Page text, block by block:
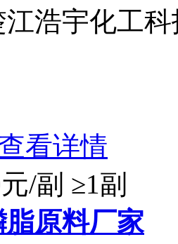
江浩宇化工
看详情
元/副 ≥1副
脂原料厂家